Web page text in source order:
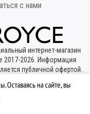
с нами
интернет-магазин
2017-2026. Информация
публичной офертой.
- ООО "МБК
на сайте, вы